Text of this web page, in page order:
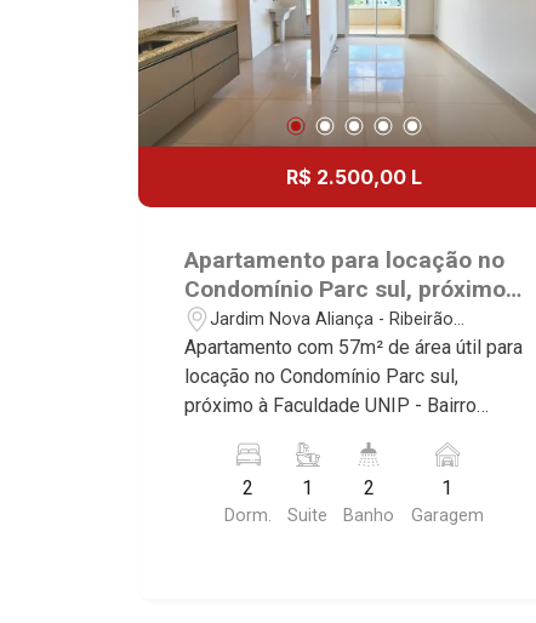
R$ 2.500,00 L
Apartamento para locação no
Condomínio Parc sul, próximo
à Faculdade UNIP - Ribeirão
Preto/SP.
Jardim Nova Aliança - Ribeirão
Preto/SP
Apartamento com 57m² de área útil para
locação no Condomínio Parc sul,
próximo à Faculdade UNIP - Bairro
Conheça as características deste
imóvel que a Martinelli Imobiliária
selecionou para você: - 57m² de área
2
Dorm.
1
Suite
2
Banho
1
Garagem